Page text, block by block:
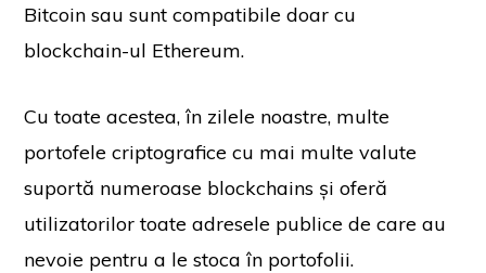
Bitcoin sau sunt compatibile doar cu
blockchain-ul Ethereum.
Cu toate acestea, în zilele noastre, multe
portofele criptografice cu mai multe valute
suportă numeroase blockchains și oferă
utilizatorilor toate adresele publice de care au
nevoie pentru a le stoca în portofolii.